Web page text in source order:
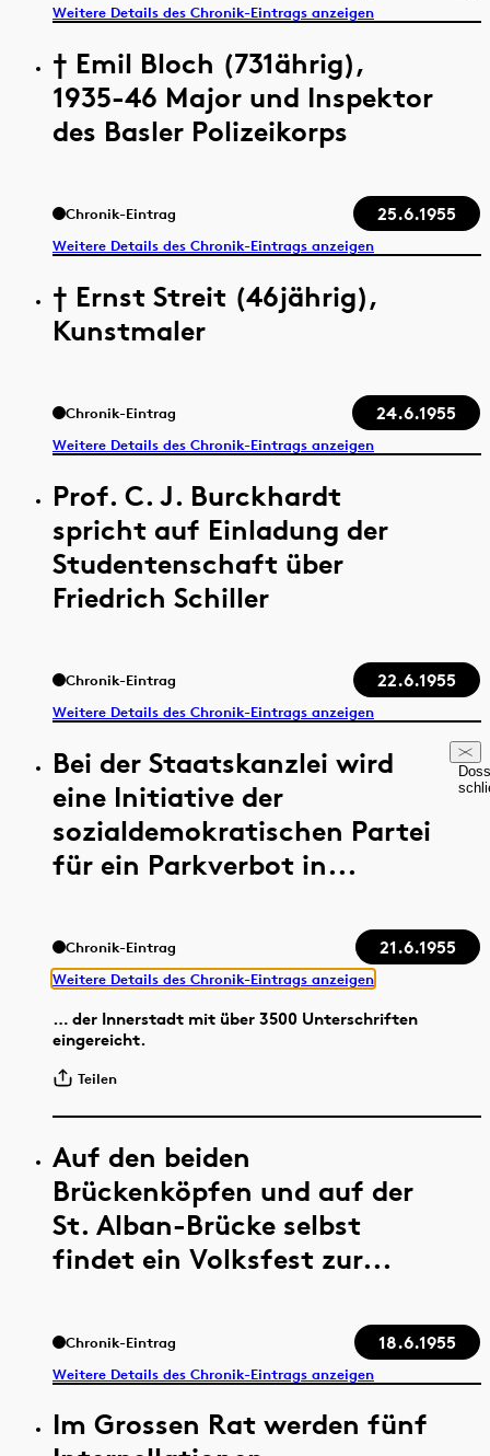
Weitere Details des Chronik-Eintrags anzeigen
† Emil Bloch (731ährig),
1935-46 Major und Inspektor
des Basler Polizeikorps
Chronik-Eintrag 25.6.1955
Weitere Details des Chronik-Eintrags anzeigen
† Ernst Streit (46jährig),
Kunstmaler
Chronik-Eintrag 24.6.1955
Weitere Details des Chronik-Eintrags anzeigen
Prof. C. J. Burckhardt
spricht auf Einladung der
Studentenschaft über
Friedrich Schiller
Chronik-Eintrag 22.6.1955
Weitere Details des Chronik-Eintrags anzeigen
Bei der Staatskanzlei wird
eine Initiative der
sozialdemokratischen Partei
für ein Parkverbot in...
Chronik-Eintrag 21.6.1955
Weitere Details des Chronik-Eintrags anzeigen
… der Innerstadt mit über 3500 Unterschriften
eingereicht.
Teilen
Auf den beiden
Brückenköpfen und auf der
St. Alban-Brücke selbst
findet ein Volksfest zur...
Chronik-Eintrag 18.6.1955
Weitere Details des Chronik-Eintrags anzeigen
Im Grossen Rat werden fünf